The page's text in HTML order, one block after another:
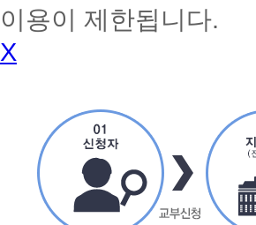
이용이 제한됩니다.
X